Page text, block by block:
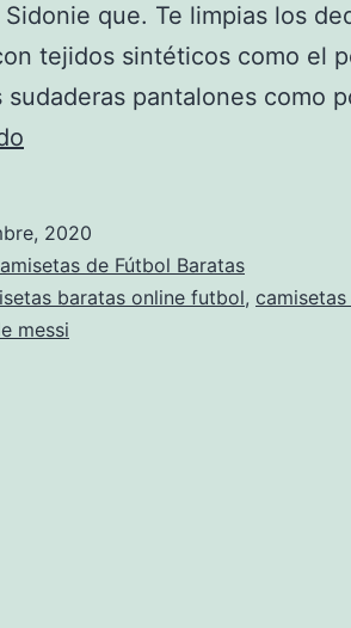
que. Te limpias los
tejidos sintéticos como el
pantalones como
2020
de Fútbol Baratas
baratas online futbol,
messi